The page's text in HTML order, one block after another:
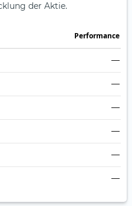
der Aktie.
Perfor­mance
—
—
—
—
—
—